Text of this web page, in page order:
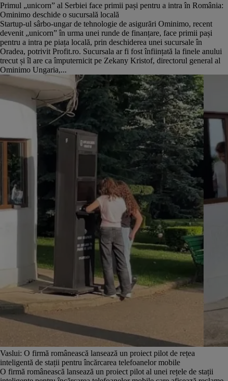
Primul „unicorn” al Serbiei face primii pași pentru a intra în România:
Ominimo deschide o sucursală locală
Startup-ul sârbo-ungar de tehnologie de asigurări Ominimo, recent
devenit „unicorn” în urma unei runde de finanțare, face primii pași
pentru a intra pe piața locală, prin deschiderea unei sucursale în
Oradea, potrivit Profit.ro. Sucursala ar fi fost înființată la finele anului
trecut și îl are ca împuternicit pe Zekany Kristof, directorul general al
Ominimo Ungaria,...
Vaslui: O firmă românească lansează un proiect pilot de rețea
inteligentă de stații pentru încărcarea telefoanelor mobile
O firmă românească lansează un proiect pilot al unei rețele de stații